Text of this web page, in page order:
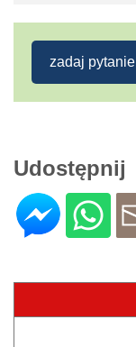
zadaj pytanie
Udostępnij